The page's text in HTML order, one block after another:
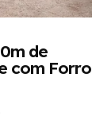
de
com Forro